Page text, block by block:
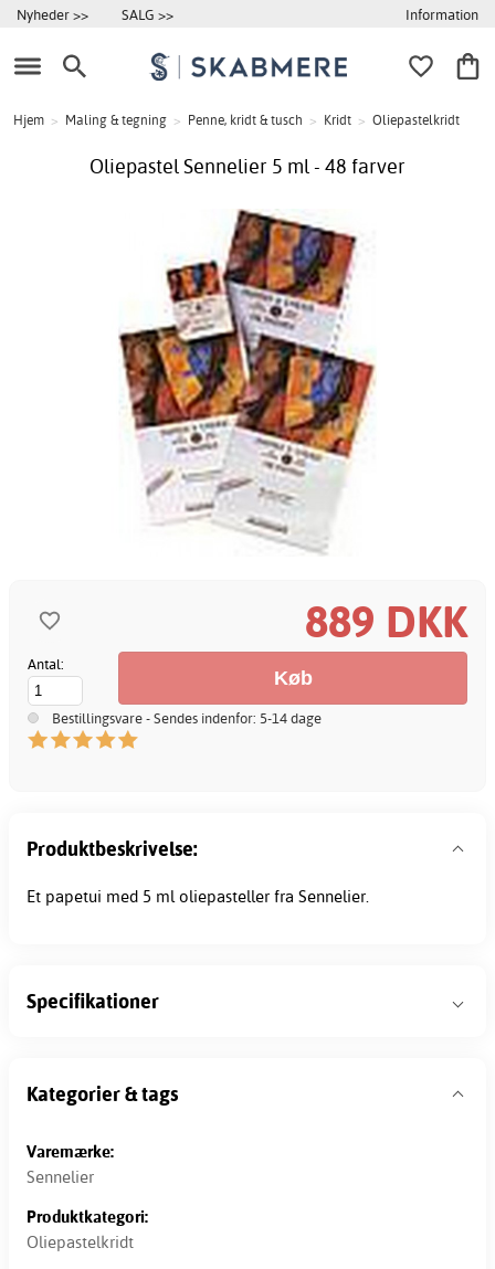
Nyheder >> SALG >> Information
Hjem > Maling & tegning > Penne, kridt & tusch > Kridt > Oliepastelkridt
Oliepastel Sennelier 5 ml - 48 farver
889 DKK
Antal:
Bestillingsvare - Sendes indenfor: 5-14 dage
Produktbeskrivelse:
Et papetui med 5 ml oliepasteller fra Sennelier.
Specifikationer
Kategorier & tags
Varemærke:
Sennelier
Produktkategori:
Oliepastelkridt